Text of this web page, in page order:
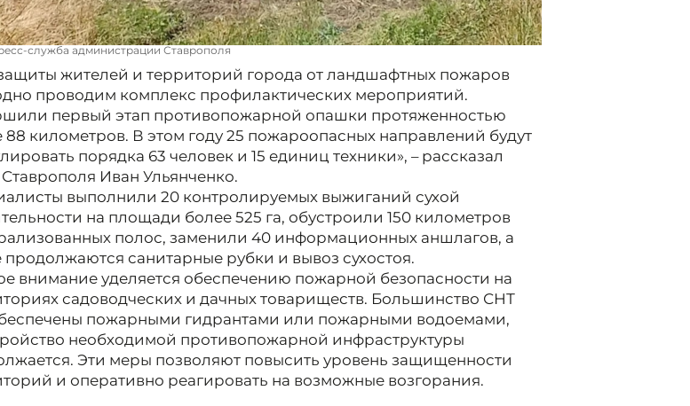
служба администрации Ставрополя
жителей и территорий города от ландшафтных пожаров
проводим комплекс профилактических мероприятий.
первый этап противопожарной опашки протяженностью
88 километров. В этом году 25 пожароопасных направлений будут
порядка 63 человек и 15 единиц техники», – рассказал
Ставрополя Иван Ульянченко.
выполнили 20 контролируемых выжиганий сухой
на площади более 525 га, обустроили 150 километров
полос, заменили 40 информационных аншлагов, а
продолжаются санитарные рубки и вывоз сухостоя.
внимание уделяется обеспечению пожарной безопасности на
садоводческих и дачных товариществ. Большинство СНТ
пожарными гидрантами или пожарными водоемами,
необходимой противопожарной инфраструктуры
Эти меры позволяют повысить уровень защищенности
и оперативно реагировать на возможные возгорания.